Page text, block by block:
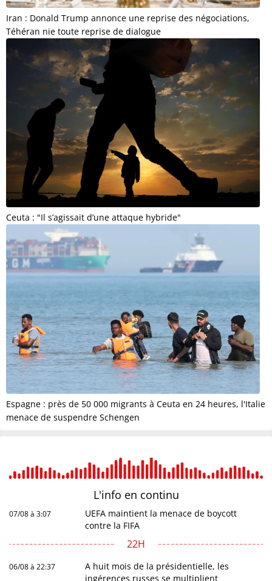
Iran : Donald Trump annonce une reprise des négociations,
Téhéran nie toute reprise de dialogue
Ceuta : "Il s’agissait d’une attaque hybride"
Espagne : près de 50 000 migrants à Ceuta en 24 heures, l'Italie
menace de suspendre Schengen
L'info en continu
07/08 à 3:07
UEFA maintient la menace de boycott
contre la FIFA
22H
06/08 à 22:37
A huit mois de la présidentielle, les
ingérences russes se multiplient